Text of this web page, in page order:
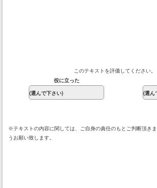
このテキストを評価してください。
役に立った
※テキストの内容に関しては、ご自身の責任のもとご判断頂きま
うお願い致します。